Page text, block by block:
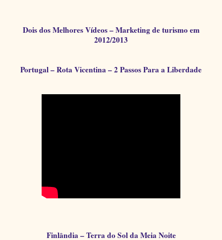
Dois dos Melhores Vídeos – Marketing de turismo em
2012/2013
Portugal – Rota Vicentina – 2 Passos Para a Liberdade
Finlândia – Terra do Sol da Meia Noite